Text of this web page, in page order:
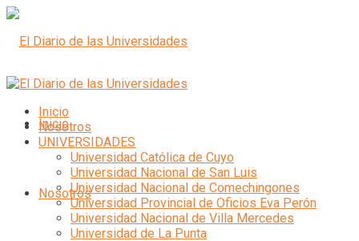
Inicio
Nosotros
Inicio
Nosotros
UNIVERSIDADES
Universidad Católica de Cuyo
Universidad Nacional de San Luis
Universidad Nacional de Comechingones
Universidad Provincial de Oficios Eva Perón
Universidad Nacional de Villa Mercedes
Universidad de La Punta